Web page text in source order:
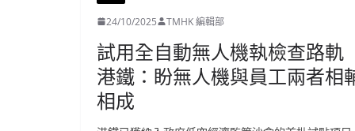
24/10/2025 TMHK 編輯部
試用全自動無人機執檢查路軌
港鐵：盼無人機與員工兩者相
相成